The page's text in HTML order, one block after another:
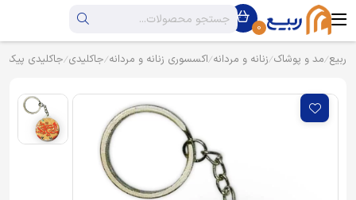
0
ربیع مد و پوشاک زنانه و مردانه اکسسوری زنانه و مردانه جاکلیدی جاکلیدی